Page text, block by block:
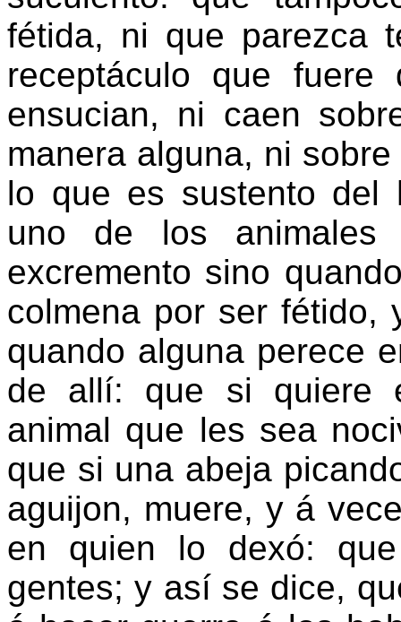
fétida, ni que parezca
receptáculo que
ensucian, ni caen
manera alguna, ni
lo que es sustento del
uno de los
excremento sino
colmena por ser fétido,
quando alguna perece
de allí: que si quiere
animal que les sea
que si una abeja
aguijon, muere, y á
en quien lo dexó:
gentes; y así se dice,